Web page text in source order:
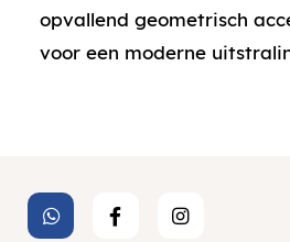
opvallend geometrisch
voor een moderne